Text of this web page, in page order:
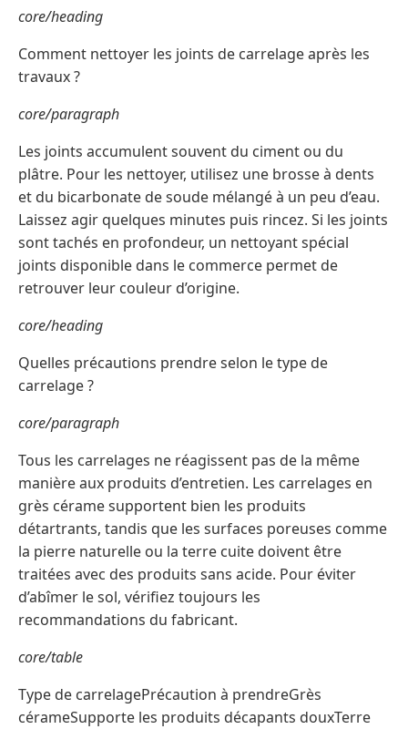
core/heading
Comment nettoyer les joints de carrelage après les
travaux ?
core/paragraph
Les joints accumulent souvent du ciment ou du
plâtre. Pour les nettoyer, utilisez une brosse à dents
et du bicarbonate de soude mélangé à un peu d’eau.
Laissez agir quelques minutes puis rincez. Si les joints
sont tachés en profondeur, un nettoyant spécial
joints disponible dans le commerce permet de
retrouver leur couleur d’origine.
core/heading
Quelles précautions prendre selon le type de
carrelage ?
core/paragraph
Tous les carrelages ne réagissent pas de la même
manière aux produits d’entretien. Les carrelages en
grès cérame supportent bien les produits
détartrants, tandis que les surfaces poreuses comme
la pierre naturelle ou la terre cuite doivent être
traitées avec des produits sans acide. Pour éviter
d’abîmer le sol, vérifiez toujours les
recommandations du fabricant.
core/table
Type de carrelagePrécaution à prendreGrès
cérameSupporte les produits décapants douxTerre